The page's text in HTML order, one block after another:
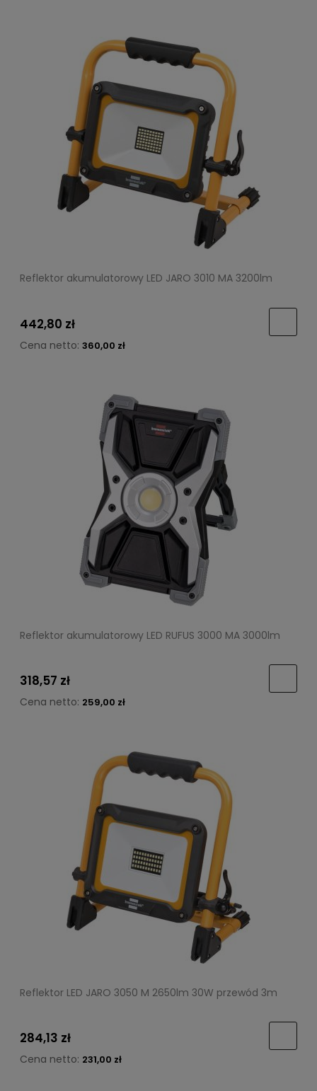
Reflektor akumulatorowy LED JARO 3010 MA 3200lm
442,80 zł
Cena netto: 360,00 zł
Reflektor akumulatorowy LED RUFUS 3000 MA 3000lm
318,57 zł
Cena netto: 259,00 zł
Reflektor LED JARO 3050 M 2650lm 30W przewód 3m
284,13 zł
Cena netto: 231,00 zł